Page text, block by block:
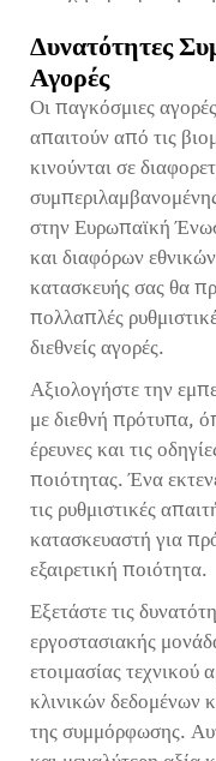
Δυνατότητες
Αγορές
Οι παγκόσμιες
απαιτούν από τις
κινούνται σε
στην Ευρωπαϊκή
και διαφόρων
κατασκευής σας θα
πολλαπλές
διεθνείς αγορές.
Αξιολογήστε την
με διεθνή πρότυπα,
έρευνες και τις
ποιότητας. Ένα
τις ρυθμιστικές
κατασκευαστή για
εξαιρετική ποιότητα.
Εξετάστε τις
εργοστασιακής
ετοιμασίας τεχνικού
κλινικών δεδομένων
της συμμόρφωσης.